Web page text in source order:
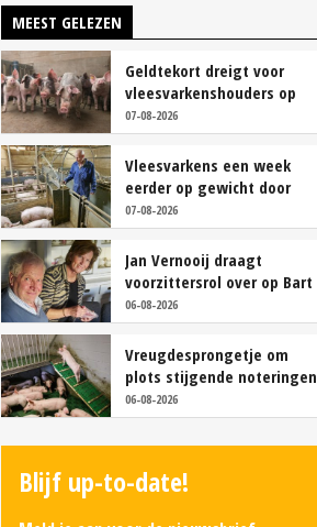
MEEST GELEZEN
Geldtekort dreigt voor
vleesvarkenshouders op
vrije markt
07-08-2026
Vleesvarkens een week
eerder op gewicht door
continu aanbod van
brijvoer
07-08-2026
Jan Vernooij draagt
voorzittersrol over op Bart
Camps
06-08-2026
Vreugdesprongetje om
plots stijgende noteringen
06-08-2026
Blijf up-to-date!